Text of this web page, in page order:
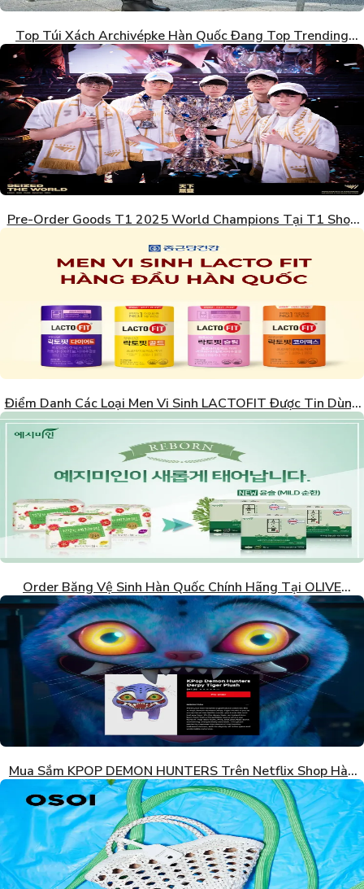
Top Túi Xách Archivépke Hàn Quốc Đang Top Trending
2026
Pre-Order Goods T1 2025 World Champions Tại T1 Shop
Điểm Danh Các Loại Men Vi Sinh LACTOFIT Được Tin Dùng
Nhất Hàn Quốc
Order Băng Vệ Sinh Hàn Quốc Chính Hãng Tại OLIVE
YOUNG
Mua Sắm KPOP DEMON HUNTERS Trên Netflix Shop Hàn
Quốc